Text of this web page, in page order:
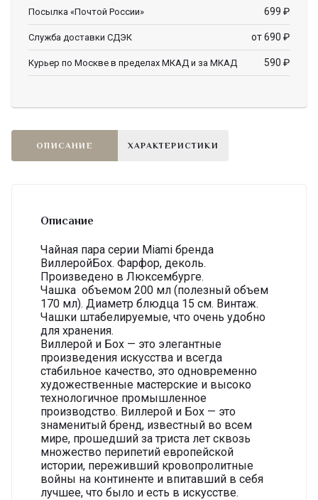
Посылка «Почтой России» 699 ₽
Служба доставки СДЭК от 690 ₽
Курьер по Москве в пределах МКАД и за МКАД 590 ₽
ОПИСАНИЕ ХАРАКТЕРИСТИКИ
Описание
Чайная пара серии Miami бренда
ВиллеройБох. Фарфор, деколь.
Произведено в Люксембурге.
Чашка объемом 200 мл (полезный объем
170 мл). Диаметр блюдца 15 см. Винтаж.
Чашки штабелируемые, что очень удобно
для хранения.
Виллерой и Бох — это элегантные
произведения искусства и всегда
стабильное качество, это одновременно
художественные мастерские и высоко
технологичное промышленное
производство. Виллерой и Бох — это
знаменитый бренд, известный во всем
мире, прошедший за триста лет сквозь
множество перипетий европейской
истории, переживший кровопролитные
войны на континенте и впитавший в себя
лучшее, что было и есть в искусстве.